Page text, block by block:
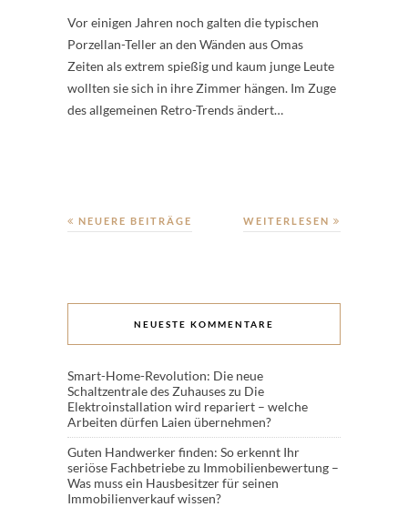
Vor einigen Jahren noch galten die typischen
Porzellan-Teller an den Wänden aus Omas
Zeiten als extrem spießig und kaum junge Leute
wollten sie sich in ihre Zimmer hängen. Im Zuge
des allgemeinen Retro-Trends ändert…
WEITERLESEN
NEUERE BEITRÄGE
NEUESTE KOMMENTARE
Smart-Home-Revolution: Die neue
Schaltzentrale des Zuhauseszu Die
Elektroinstallation wird repariert – welche
Arbeiten dürfen Laien übernehmen?
Guten Handwerker finden: So erkennt Ihr
seriöse Fachbetriebezu Immobilienbewertung –
Was muss ein Hausbesitzer für seinen
Immobilienverkauf wissen?